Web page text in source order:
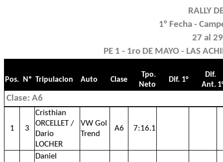
RALLY
1° Fecha -
27 al
PE 1 - 1ro DE MAYO - LAS
Pos. Nº Tripulacion Auto Clase
Tpo.
Neto
Dif. 1°
Dif.
Ant.
Clase: A6
1 3
Cristhian
ORCELLET /
Dario
LOCHER
VW Gol
Trend
A6 7:16.1
Daniel